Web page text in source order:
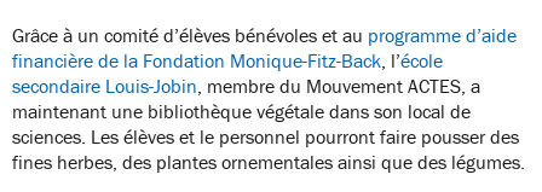
Grâce à un comité d’élèves bénévoles et au programme d’aide
financière de la Fondation Monique-Fitz-Back , l’école
secondaire Louis-Jobin , membre du Mouvement ACTES, a
maintenant une bibliothèque végétale dans son local de
sciences. Les élèves et le personnel pourront faire pousser des
fines herbes, des plantes ornementales ainsi que des légumes.